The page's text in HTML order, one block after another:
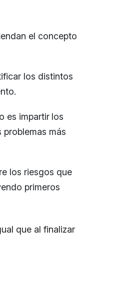
el concepto
los distintos
es impartir los
más
los riesgos que
primeros
que al finalizar